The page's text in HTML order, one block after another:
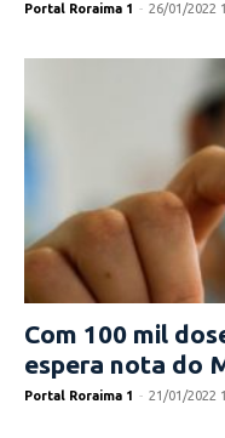
Portal Roraima 1 - 26/01/2022
Com 100 mil
espera nota do
Portal Roraima 1 - 21/01/2022